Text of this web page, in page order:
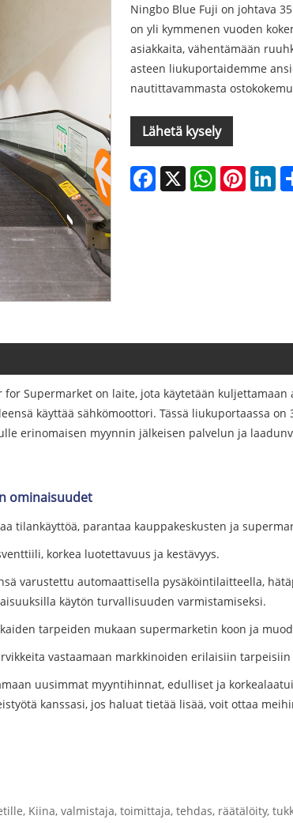
Ningbo Blue Fuji on johtava
on yli kymmenen vuoden
asiakkaita, vähentämään
asteen liukuportaidemme
nautittavammasta
Lähetä kysely
Facebook
X WhatsAppPinterest
Supermarket on laite, jota käytetään
käyttää sähkömoottori. Tässä liukuportaassa
erinomaisen myynnin jälkeisen palvelun ja
ominaisuudet
tilankäyttöä, parantaa kauppakeskusten ja
korkea luotettavuus ja kestävyys.
varustettu automaattisella pysäköintilaitteella,
käytön turvallisuuden varmistamiseksi.
tarpeiden mukaan supermarketin koon ja
vastaamaan markkinoiden erilaisiin
uusimmat myyntihinnat, edulliset ja
kanssasi, jos haluat tietää lisää, voit ottaa
Kiina, valmistaja, toimittaja, tehdas, räätälöity,